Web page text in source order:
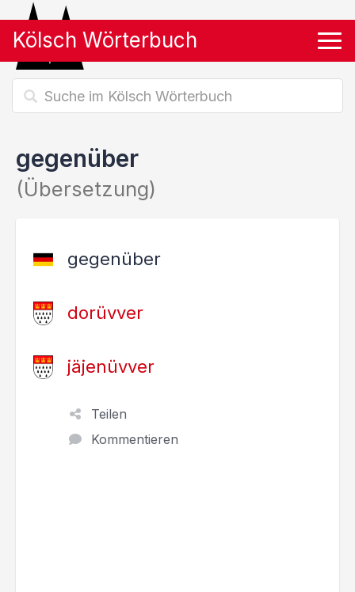
Kölsch Wörterbuch
gegenüber
(Übersetzung)
gegenüber
dorüvver
jäjenüvver
Teilen
Kommentieren